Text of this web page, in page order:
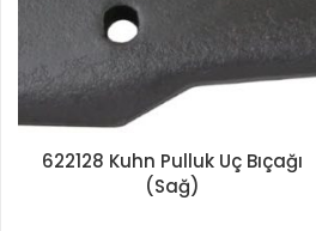
622128 Kuhn Pulluk Uç Bıçağı
(Sağ)